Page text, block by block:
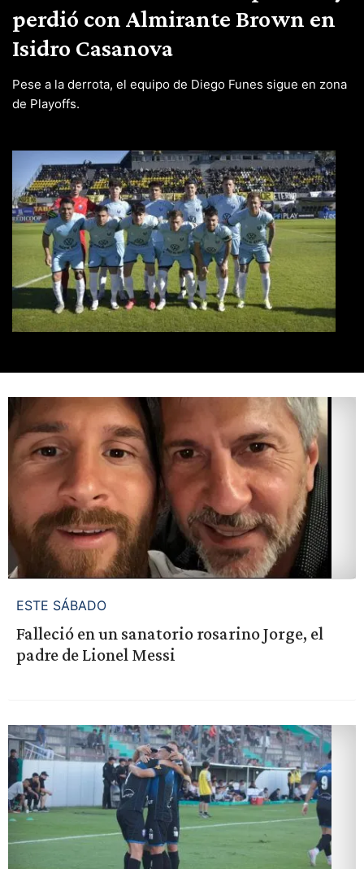
perdió con Almirante Brown en
Isidro Casanova
Pese a la derrota, el equipo de Diego Funes sigue en zona
de Playoffs.
ESTE SÁBADO
Falleció en un sanatorio rosarino Jorge, el
padre de Lionel Messi